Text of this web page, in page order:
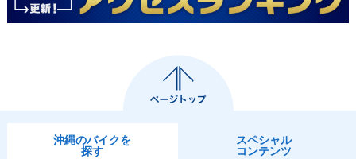
沖縄のバイクを
探す
スペシャル
コンテンツ